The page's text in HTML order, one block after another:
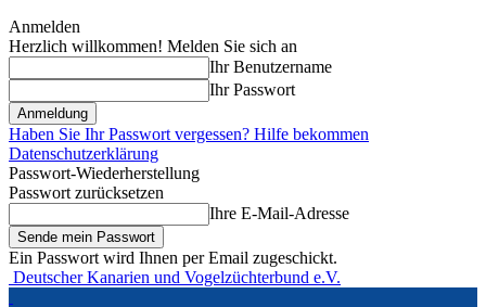
Anmelden
Herzlich willkommen! Melden Sie sich an
Ihr Benutzername
Ihr Passwort
Haben Sie Ihr Passwort vergessen? Hilfe bekommen
Datenschutzerklärung
Passwort-Wiederherstellung
Passwort zurücksetzen
Ihre E-Mail-Adresse
Ein Passwort wird Ihnen per Email zugeschickt.
Deutscher Kanarien und Vogelzüchterbund e.V.